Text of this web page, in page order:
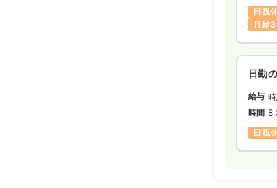
日祝
月給
日勤
給与
時間
日祝